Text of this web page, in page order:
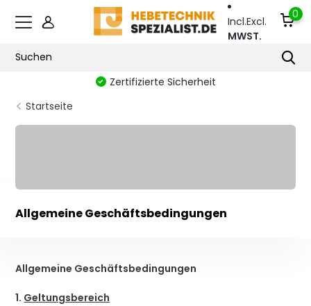
Incl.Excl.
MWST.
0
Zertifizierte Sicherheit
Startseite
Allgemeine Geschäftsbedingungen
Allgemeine Geschäftsbedingungen
1. Geltungsbereich